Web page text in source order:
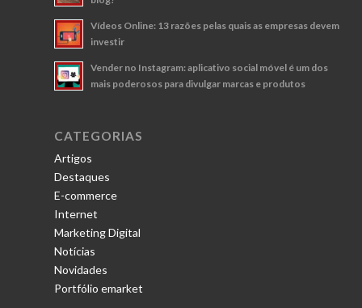
Vídeos Online: 13 razões pelas quais as empresas devem
investir
Vender no Instagram: aplicativo social móvel é um dos
mais poderosos para divulgar marcas e produtos
CATEGORIAS
Artigos
Destaques
E-commerce
Internet
Marketing Digital
Notícias
Novidades
Portfólio emarket